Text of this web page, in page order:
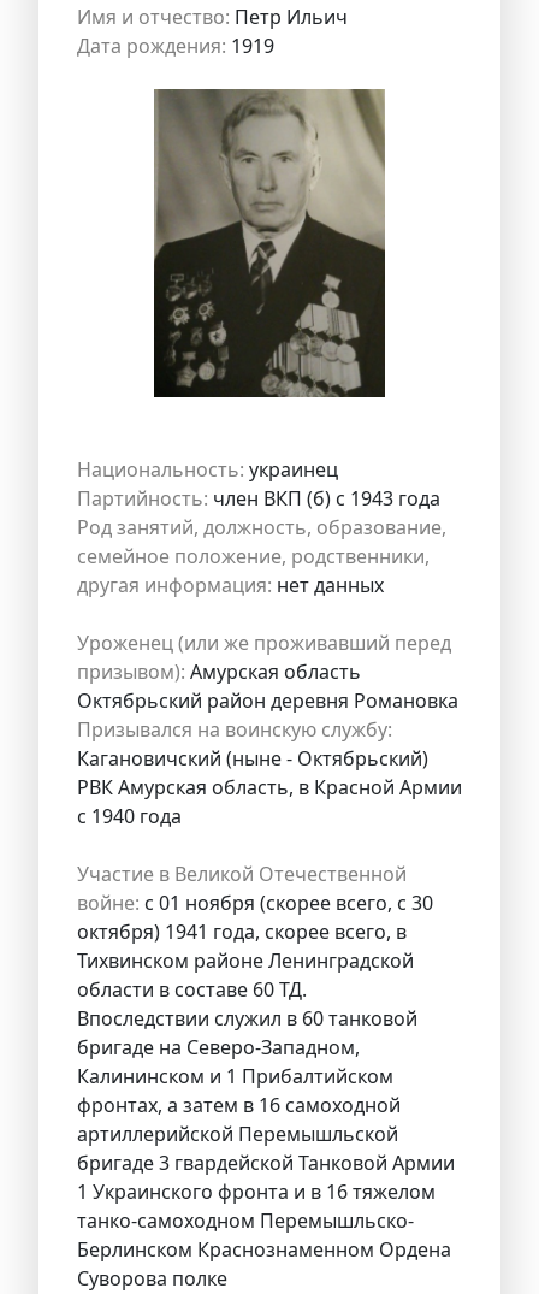
Имя и отчество: Петр Ильич
Дата рождения: 1919
Национальность: украинец
Партийность: член ВКП (б) с 1943 года
Род занятий, должность, образование,
семейное положение, родственники,
другая информация: нет данных
Уроженец (или же проживавший перед
призывом): Амурская область
Октябрьский район деревня Романовка
Призывался на воинскую службу:
Кагановичский (ныне - Октябрьский)
РВК Амурская область, в Красной Армии
с 1940 года
Участие в Великой Отечественной
войне: с 01 ноября (скорее всего, с 30
октября) 1941 года, скорее всего, в
Тихвинском районе Ленинградской
области в составе 60 ТД.
Впоследствии служил в 60 танковой
бригаде на Северо-Западном,
Калининском и 1 Прибалтийском
фронтах, а затем в 16 самоходной
артиллерийской Перемышльской
бригаде 3 гвардейской Танковой Армии
1 Украинского фронта и в 16 тяжелом
танко-самоходном Перемышльско-
Берлинском Краснознаменном Ордена
Суворова полке